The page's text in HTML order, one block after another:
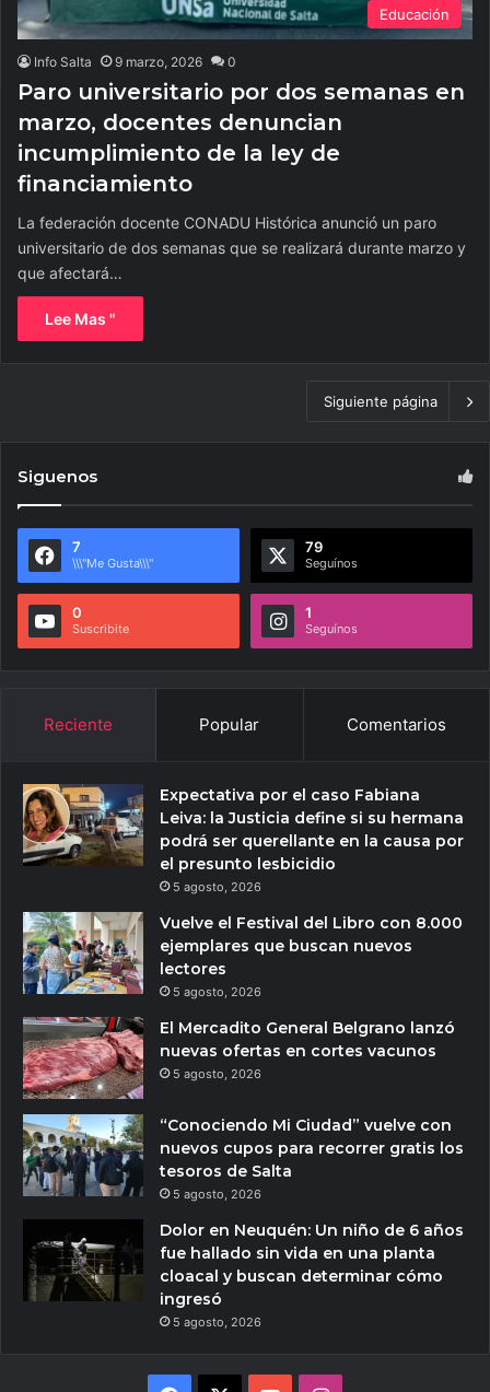
Educación
Info Salta 9 marzo, 2026 0
Paro universitario por dos semanas en
marzo, docentes denuncian
incumplimiento de la ley de
financiamiento
La federación docente CONADU Histórica anunció un paro
universitario de dos semanas que se realizará durante marzo y
que afectará…
Lee Mas "
Siguiente página
Siguenos
7
\\\"Me Gusta\\\"
79
Seguínos
0
Suscribite
1
Seguínos
Reciente Popular Comentarios
Expectativa por el caso Fabiana
Leiva: la Justicia define si su hermana
podrá ser querellante en la causa por
el presunto lesbicidio
5 agosto, 2026
Vuelve el Festival del Libro con 8.000
ejemplares que buscan nuevos
lectores
5 agosto, 2026
El Mercadito General Belgrano lanzó
nuevas ofertas en cortes vacunos
5 agosto, 2026
“Conociendo Mi Ciudad” vuelve con
nuevos cupos para recorrer gratis los
tesoros de Salta
5 agosto, 2026
Dolor en Neuquén: Un niño de 6 años
fue hallado sin vida en una planta
cloacal y buscan determinar cómo
ingresó
5 agosto, 2026